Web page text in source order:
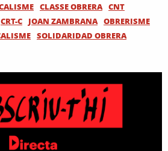
CLASSE OBRERA CNT
CRT-C JOAN ZAMBRANA OBRERISME
SOLIDARIDAD OBRERA